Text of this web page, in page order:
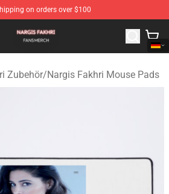
on orders over $100
- Official Nargis Fakhri Merchandise
Zubehör/Nargis Fakhri Mouse Pads